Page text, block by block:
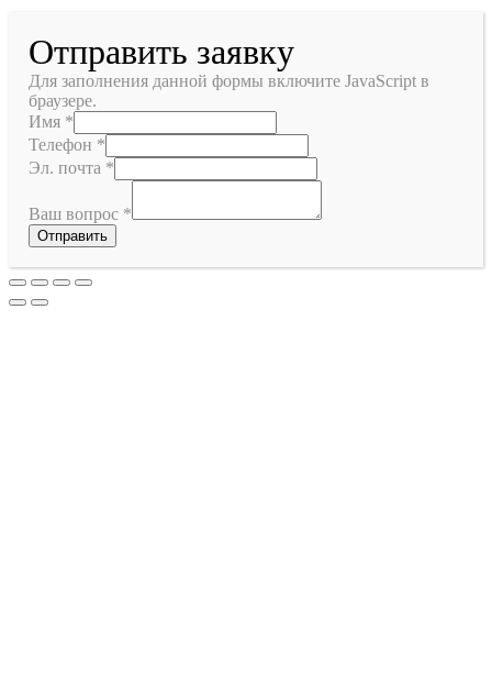
Отправить заявку
Для заполнения данной формы включите JavaScript в
браузере.
Имя *
Телефон *
Эл. почта *
Ваш вопрос *
Отправить